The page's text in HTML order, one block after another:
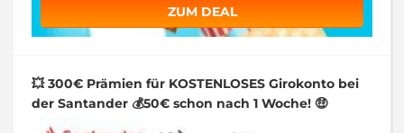
ZUM DEAL
💥 300€ Prämien für KOSTENLOSES Girokonto bei
der Santander 💰50€ schon nach 1 Woche! 🤑